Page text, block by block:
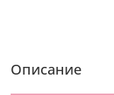
Описание